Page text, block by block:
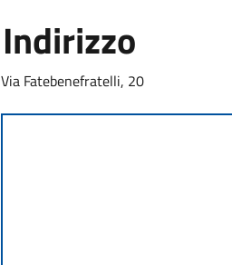
Indirizzo
Via Fatebenefratelli, 20